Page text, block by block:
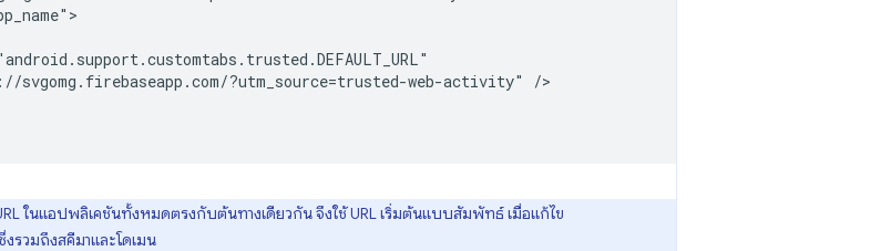
?utm_source=trusted-web-activity"
ในแอปพลิเคชันทั้งหมดตรงกับต้นทางเดียวกัน จึงใช้ URL เริ่มต้นแบบสัมพัทธ์ เมื่อแก้ไข
รวมถึงสคีมาและโดเมน